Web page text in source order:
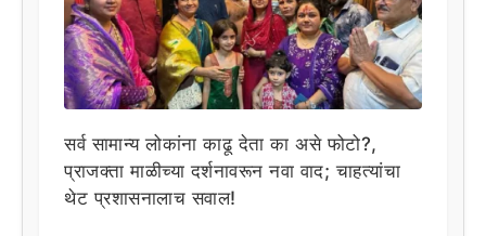
सर्व सामान्य लोकांना काढू देता का असे फोटो?,
प्राजक्ता माळीच्या दर्शनावरून नवा वाद; चाहत्यांचा
थेट प्रशासनालाच सवाल!